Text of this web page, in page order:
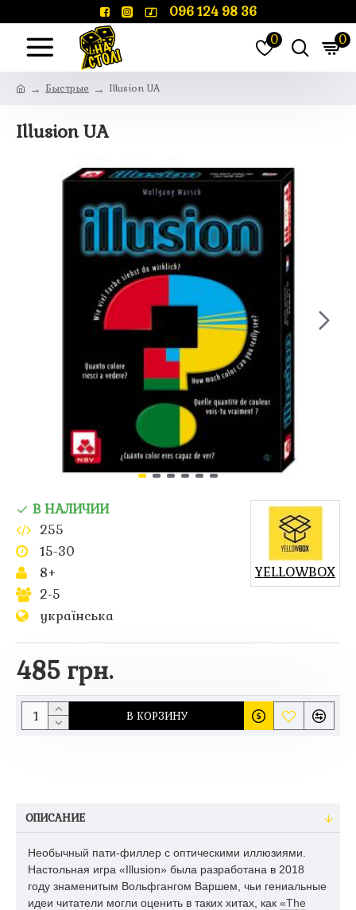
096 124 98 36
0 0
Быстрые Illusion UA
Illusion UA
485 грн.
В НАЛИЧИИ
255
15-30
8+
2-5
українська
YELLOWBOX
В КОРЗИНУ
ОПИСАНИЕ
Необычный пати-филлер с оптическими иллюзиями.
Настольная игра «Illusion» была разработана в 2018
году знаменитым Вольфгангом Варшем, чьи гениальные
идеи читатели могли оценить в таких хитах, как «The